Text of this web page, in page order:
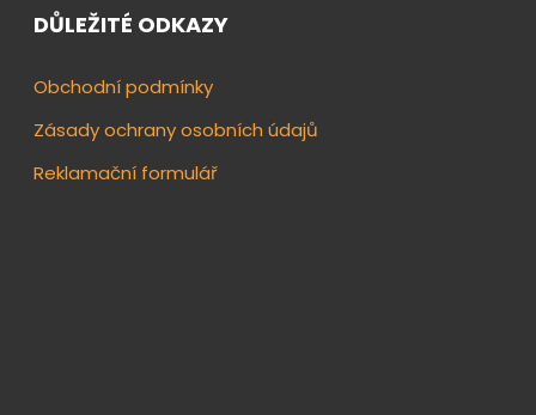
DŮLEŽITÉ ODKAZY
Obchodní podmínky
Zásady ochrany osobních údajů
Reklamační formulář